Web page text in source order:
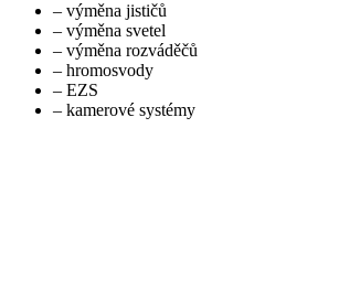
– výměna jističů
– výměna svetel
– výměna rozváděčů
– hromosvody
– EZS
– kamerové systémy